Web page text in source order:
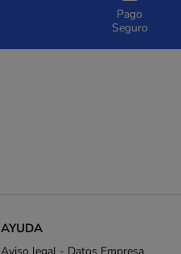
Pago
Seguro
AYUDA
Aviso legal - Datos Empresa